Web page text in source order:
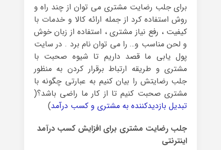
برای جلب رضایت مشتری می توان از چند راه و
روش استفاده کرد از جمله ارائه کالا و خدمات با
کیفیت ، رفع نیاز مشتری ، استفاده از زبان خوش
و لحن مناسب و… را می توان نام برد . در سایت
پول یابی ما قصد داریم تا شیوه صحبت با
مشتری و طریقه ارتباط برقرار کردن به منظور
جلب رضایتش را بیان کنیم به عبارتی چگونه با
مشتری صحبت کنیم تا از کار ما راضی باشد؟(
تبدیل بازدیدکننده به مشتری و کسب درآمد)
جلب رضایت مشتری برای افزایش کسب درآمد
اینترنتی